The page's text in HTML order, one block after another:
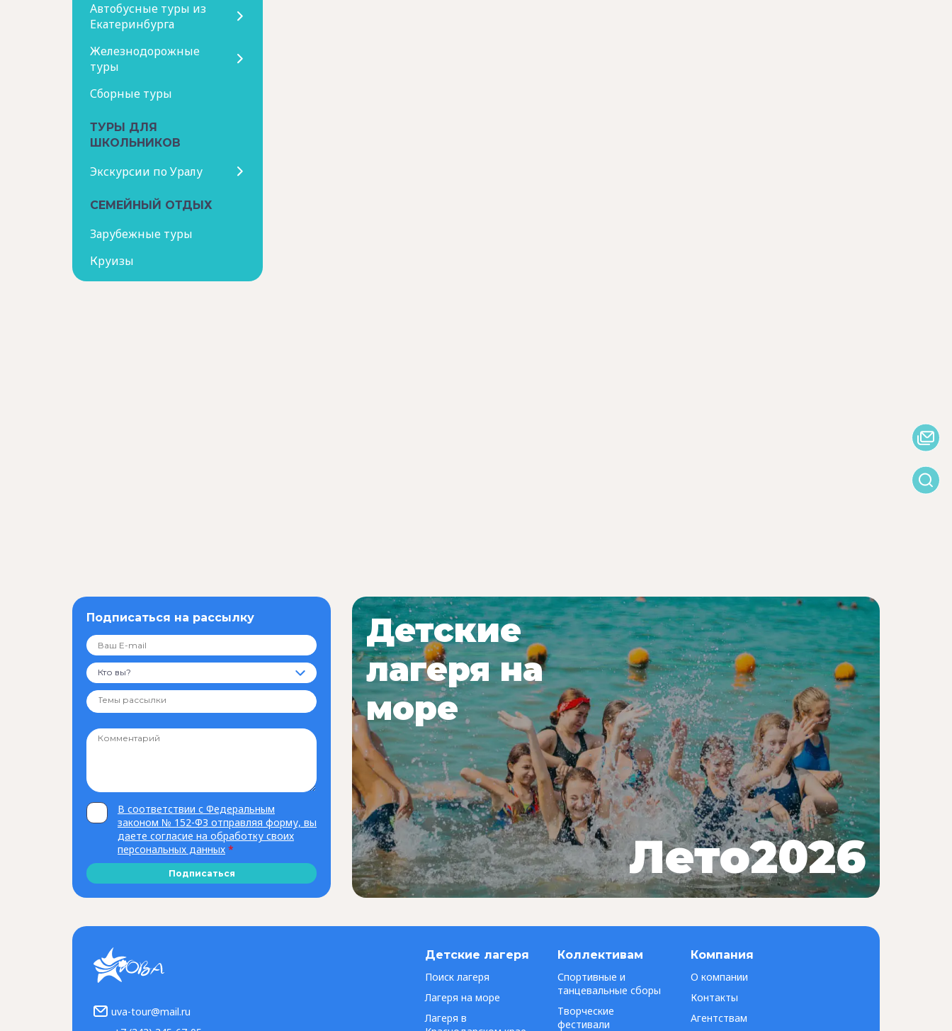
Автобусные туры из
Екатеринбурга
Железнодорожные
туры
Сборные туры
ТУРЫ ДЛЯ
ШКОЛЬНИКОВ
Экскурсии по Уралу
СЕМЕЙНЫЙ ОТДЫХ
Зарубежные туры
Круизы
Подписаться на рассылку
Кто вы?
В соответствии с Федеральным
законом № 152-ФЗ отправляя форму, вы
даете согласие на обработку своих
персональных данных *
Подписаться
Детские
лагеря на
море
Лето2026
uva-tour@mail.ru
Детские лагеря
Поиск лагеря
Лагеря на море
Лагеря в
Коллективам
Спортивные и
танцевальные сборы
Творческие
фестивали
Компания
О компании
Контакты
Агентствам